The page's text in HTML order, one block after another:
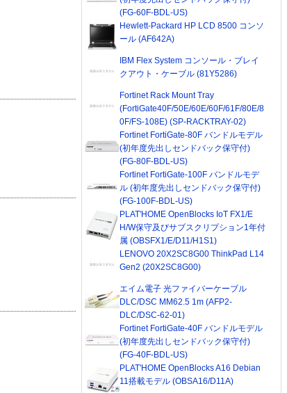
(FG-60F-BDL-US)
Hewlett-Packard HP LCD 8500 コンソ
ール (AF642A)
IBM Flex System コンソール・ブレイ
クアウト・ケーブル (81Y5286)
Fortinet Rack Mount Tray
(FortiGate40F/50E/60E/60F/61F/80E/8
0F/FS-108E) (SP-RACKTRAY-02)
Fortinet FortiGate-80F バンドルモデル
(初年度先出しセンドバック保守付)
(FG-80F-BDL-US)
Fortinet FortiGate-100F バンドルモデ
ル (初年度先出しセンドバック保守付)
(FG-100F-BDL-US)
PLAT'HOME OpenBlocks IoT FX1/E
H/W保守及びサブスクリプション1年付
属 (OBSFX1/E/D11/H1S1)
LENOVO 20X2SC8G00 ThinkPad L14
Gen2 (20X2SC8G00)
エイム電子 光ファイバーケーブル
DLC/DSC MM62.5 1m (AFP2-
DLC/DSC-62-01)
Fortinet FortiGate-40F バンドルモデル
(初年度先出しセンドバック保守付)
(FG-40F-BDL-US)
PLAT'HOME OpenBlocks A16 Debian
11搭載モデル (OBSA16/D11A)